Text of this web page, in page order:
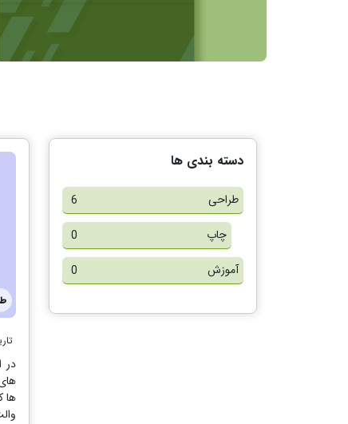
دسته بندی ها
طراحی
6
چاپ
0
آموزش
0
در
ها